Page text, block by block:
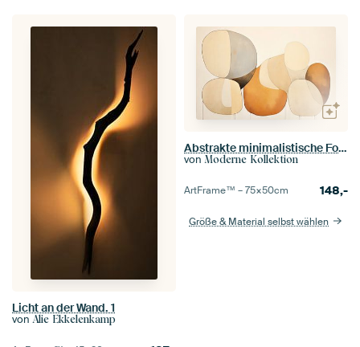
Licht an der Wand. 1
von Alie Ekkelenkamp
Abstrakte minimalistische Formen
von Moderne Kollektion
ArtFrame™ –75×50cm 148,-
Größe & Material selbst wählen